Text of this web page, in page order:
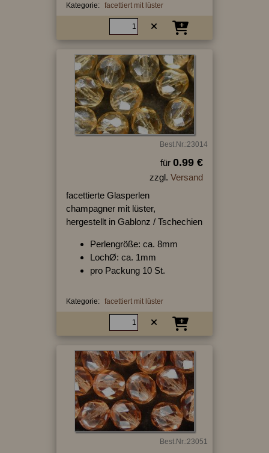
Kategorie: facettiert mit lüster
Best.Nr.:23014
für 0.99 €
zzgl. Versand
facettierte Glasperlen
champagner mit lüster,
hergestellt in Gablonz / Tschechien
Perlengröße: ca. 8mm
LochØ: ca. 1mm
pro Packung 10 St.
Kategorie: facettiert mit lüster
Best.Nr.:23051